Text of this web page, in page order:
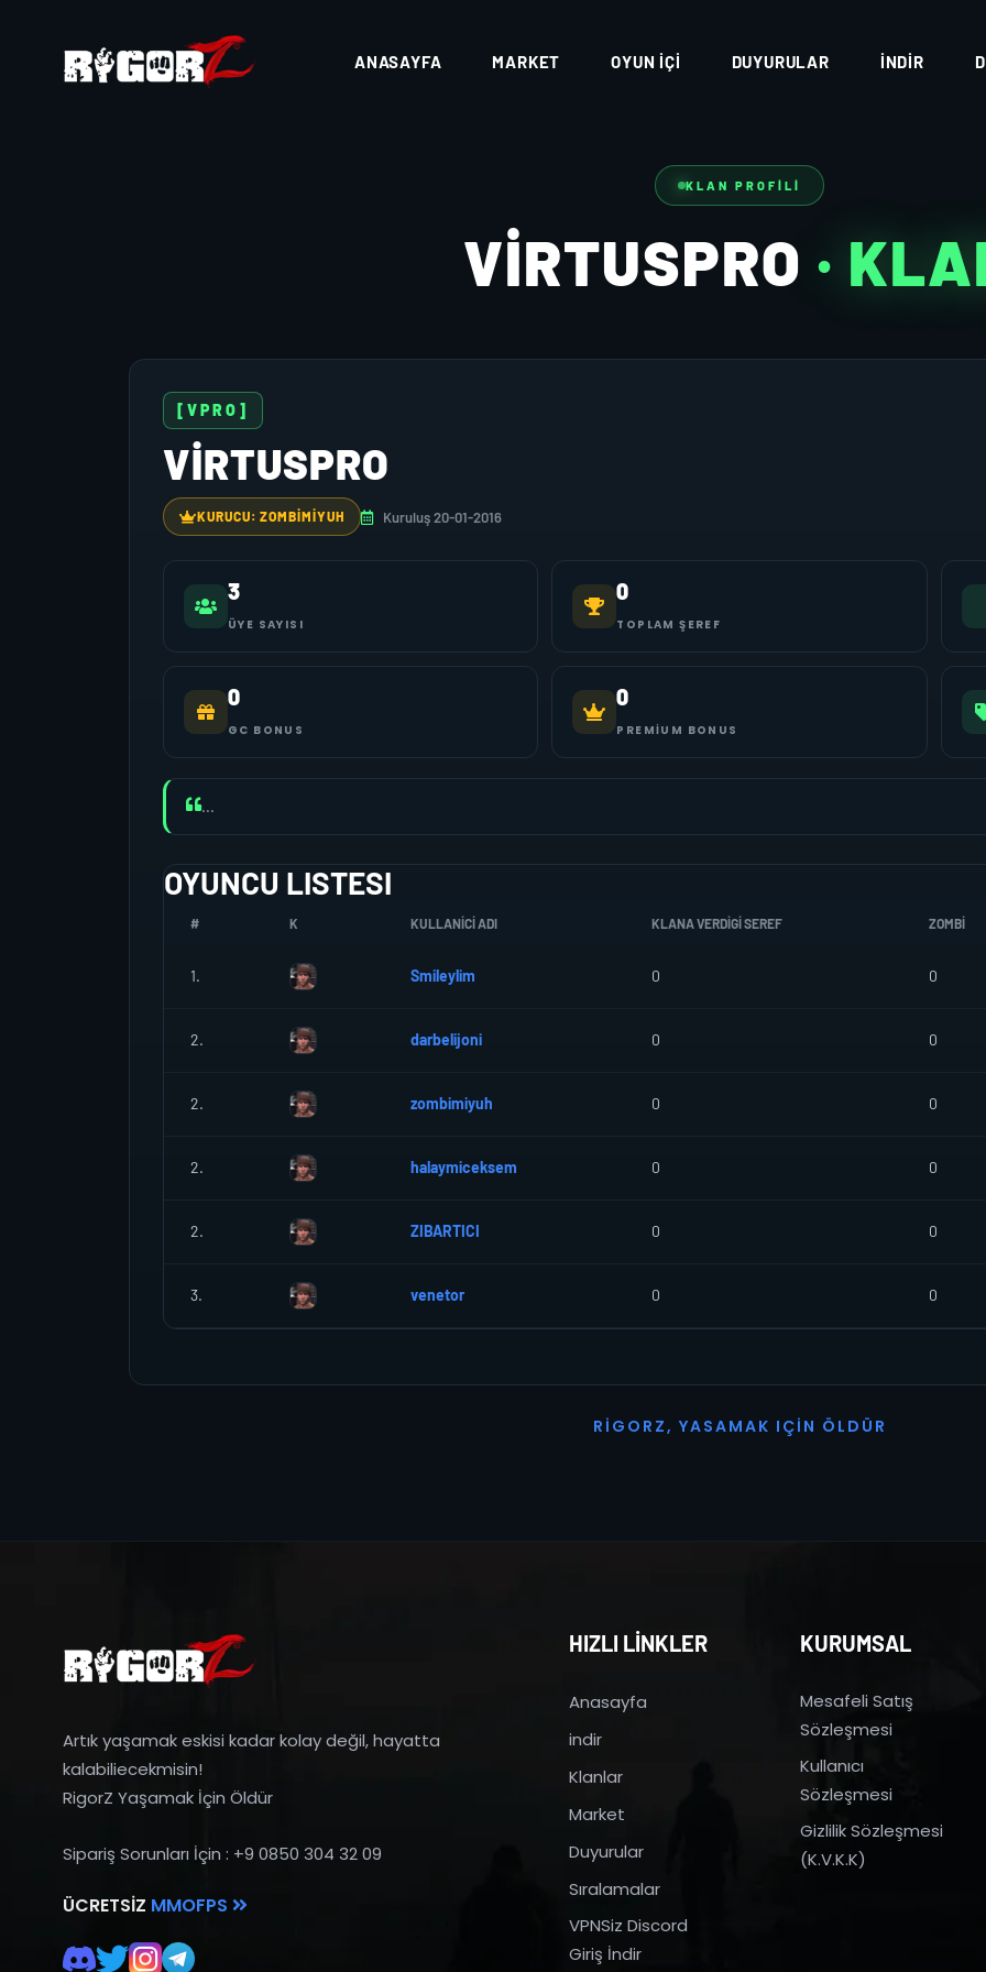
ANASAYFA MARKET OYUN İÇI DUYURULAR İNDIR
KLAN PROFILI
VIRTUSPRO ·
[VPRO]
VIRTUSPRO
KURUCU: ZOMBIMIYUH Kuruluş 20-01-2016
3
ÜYE SAYISI
0
TOPLAM ŞEREF
0
GC BONUS
0
PREMIUM BONUS
...
OYUNCU LISTESI
# K KULLANICI ADI KLANA VERDIGI SEREF ZOMBI
1. Smileylim 0 0
2. darbelijoni 0 0
2. zombimiyuh 0 0
2. halaymiceksem 0 0
2. ZIBARTICI 0 0
3. venetor 0 0
R I G O R Z, YASAMAK I ÇI N Ö L D Ü R
Artık yaşamak eskisi kadar kolay değil, hayatta
kalabiliecekmisin!
RigorZ Yaşamak İçin Öldür
Sipariş Sorunları İçin : +9 0850 304 32 09
ÜCRETSIZ MMOFPS
HIZLI LİNKLER
Anasayfa
indir
Klanlar
Market
Duyurular
Sıralamalar
VPNSiz Discord
Giriş İndir
KURUMSAL
Mesafeli Satış
Sözleşmesi
Kullanıcı
Sözleşmesi
Gizlilik Sözleşmesi
(K.V.K.K)